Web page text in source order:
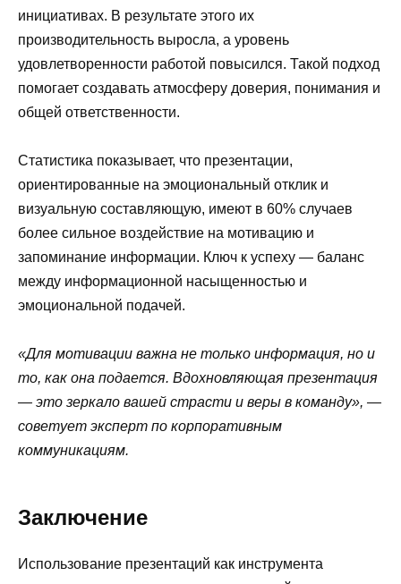
инициативах. В результате этого их
производительность выросла, а уровень
удовлетворенности работой повысился. Такой подход
помогает создавать атмосферу доверия, понимания и
общей ответственности.
Статистика показывает, что презентации,
ориентированные на эмоциональный отклик и
визуальную составляющую, имеют в 60% случаев
более сильное воздействие на мотивацию и
запоминание информации. Ключ к успеху — баланс
между информационной насыщенностью и
эмоциональной подачей.
«Для мотивации важна не только информация, но и
то, как она подается. Вдохновляющая презентация
— это зеркало вашей страсти и веры в команду», —
советует эксперт по корпоративным
коммуникациям.
Заключение
Использование презентаций как инструмента